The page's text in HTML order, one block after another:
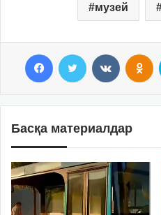
музей
Басқа материалдар